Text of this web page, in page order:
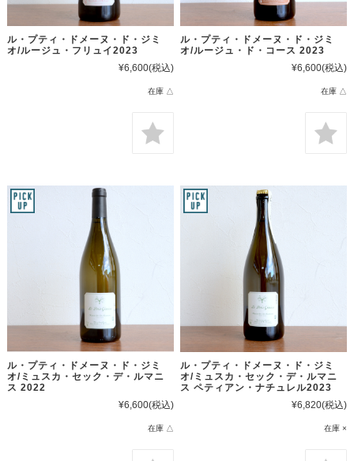
ル・プティ・ドメーヌ・ド・ジミ
オ/ルージュ・フリュイ2023
¥6,600(税込)
在庫 △
ル・プティ・ドメーヌ・ド・ジミ
オ/ルージュ・ド・コース 2023
¥6,600(税込)
在庫 △
ル・プティ・ドメーヌ・ド・ジミ
オ/ミュスカ・セック・デ・ルマニ
ス 2022
¥6,600(税込)
在庫 △
ル・プティ・ドメーヌ・ド・ジミ
オ/ミュスカ・セック・デ・ルマニ
ス ペティアン・ナチュレル2023
¥6,820(税込)
在庫 ×